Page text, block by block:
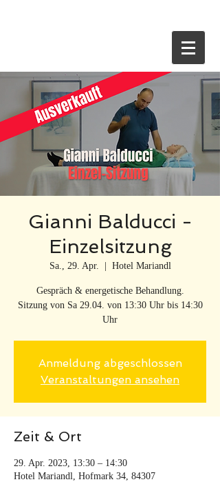
Gianni Balducci -
Einzelsitzung
Sa., 29. Apr. Hotel Mariandl
Gespräch & energetische Behandlung.
Sitzung von Sa 29.04. von 13:30 Uhr bis 14:30
Uhr
Anmeldung abgeschlossen
Veranstaltungen ansehen
Zeit & Ort
29. Apr. 2023, 13:30 – 14:30
Hotel Mariandl, Hofmark 34, 84307